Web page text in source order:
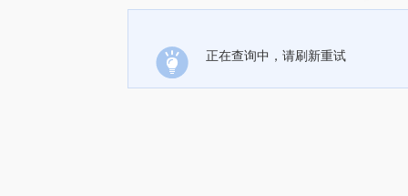
正在查询中，请刷新重试